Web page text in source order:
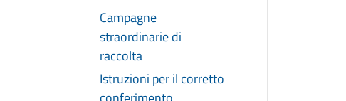
Campagne
straordinarie di
raccolta
Istruzioni per il corretto